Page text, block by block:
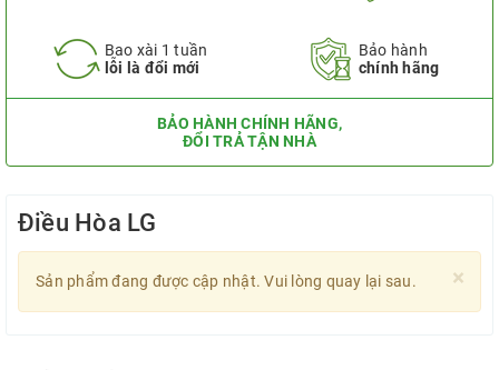
Bao xài 1 tuần
lỗi là đổi mới
Bảo hành
chính hãng
BẢO HÀNH CHÍNH HÃNG,
ĐỔI TRẢ TẬN NHÀ
Điều Hòa LG
×
Sản phẩm đang được cập nhật. Vui lòng quay lại sau.